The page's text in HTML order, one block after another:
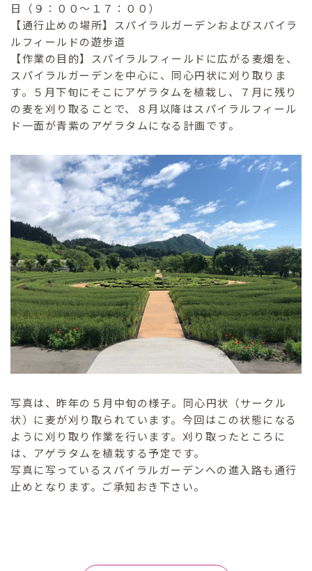
日（９：００〜１７：００）
【通行止めの場所】スパイラルガーデンおよびスパイラ
ルフィールドの遊歩道
【作業の目的】スパイラルフィールドに広がる麦畑を、
スパイラルガーデンを中心に、同心円状に刈り取りま
す。５月下旬にそこにアゲラタムを植栽し、７月に残り
の麦を刈り取ることで、８月以降はスパイラルフィール
ド一面が青紫のアゲラタムになる計画です。
写真は、昨年の５月中旬の様子。同心円状（サークル
状）に麦が刈り取られています。今回はこの状態になる
ように刈り取り作業を行います。刈り取ったところに
は、アゲラタムを植栽する予定です。
写真に写っているスパイラルガーデンへの進入路も通行
止めとなります。ご承知おき下さい。